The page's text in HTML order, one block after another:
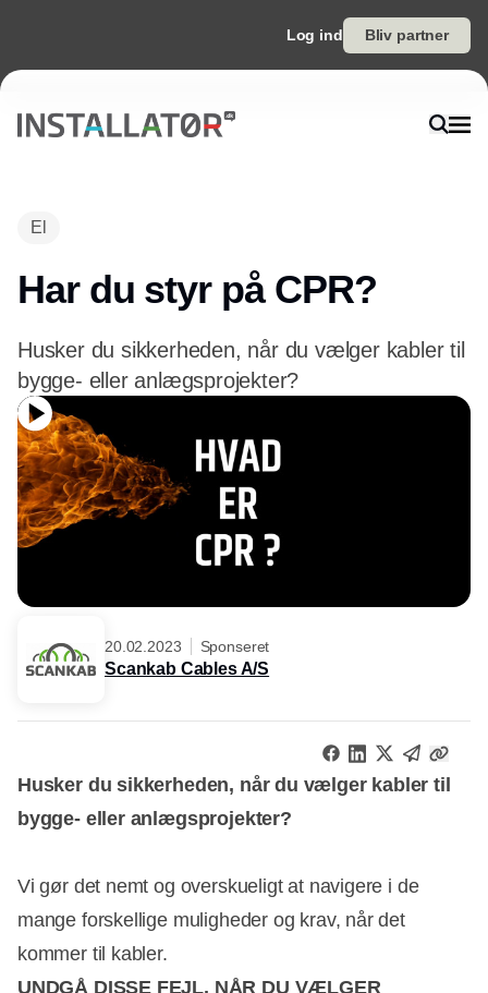
Log ind Bliv partner
El
Har du styr på CPR?
Husker du sikkerheden, når du vælger kabler til
bygge- eller anlægsprojekter?
20.02.2023 Sponseret
Scankab Cables A/S
Husker du sikkerheden, når du vælger kabler til
bygge- eller anlægsprojekter?
Vi gør det nemt og overskueligt at navigere i de
mange forskellige muligheder og krav, når det
kommer til kabler.
UNDGÅ DISSE FEJL, NÅR DU VÆLGER